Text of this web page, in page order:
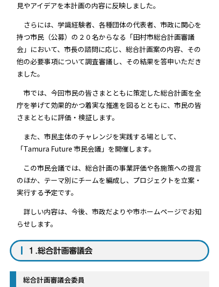
見やアイデアを本計画の内容に反映しました。
さらには、学識経験者、各種団体の代表者、市政に関心を
持つ市民（公募）の２０名からなる「田村市総合計画審議
会」において、市長の諮問に応じ、総合計画案の内容、その
他の必要事項について調査審議し、その結果を答申いただき
ました。
市では、今回市民の皆さまとともに策定した総合計画を全
庁を挙げて効果的かつ着実な推進を図るとともに、市民の皆
さまとともに評価・検証します。
また、市民主体のチャレンジを実践する場として、
「Tamura Future 市民会議」を開催します。
この市民会議では、総合計画の事業評価や各施策への提言
のほか、テーマ別にチームを編成し、プロジェクトを立案・
実行する予定です。
詳しい内容は、今後、市政だよりや市ホームページでお知
らせします。
１.総合計画審議会
総合計画審議会委員